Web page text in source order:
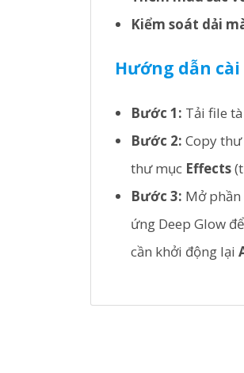
Kiểm soát dải
Hướng dẫn cài
Bước 1: Tải file
Bước 2: Copy
thư mục Effects
Bước 3: Mở
ứng Deep Glow
cần khởi động lại